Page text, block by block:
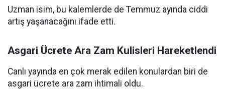
Uzman isim, bu kalemlerde de Temmuz ayında ciddi
artış yaşanacağını ifade etti.
Asgari Ücrete Ara Zam Kulisleri Hareketlendi
Canlı yayında en çok merak edilen konulardan biri de
asgari ücrete ara zam ihtimali oldu.